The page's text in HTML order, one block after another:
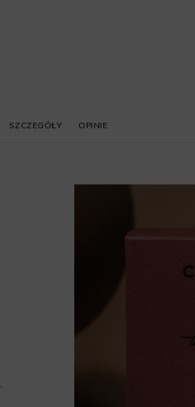
SZCZEGÓŁY OPINIE
,